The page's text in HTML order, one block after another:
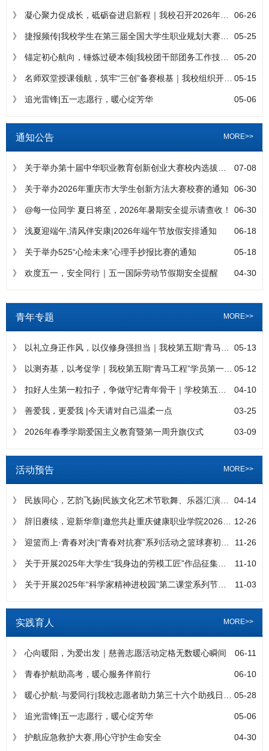
》 06-26
》 05-25
》 05-20
》 05-15
》 追光雷锋|五一志愿行，暖心绽芳华 05-06
通知公告 MORE>>
》 07-08
》 关于举办2026年重庆市大学生创新方法大赛校赛的通知 06-30
》 @每一位同学 夏日将至，2026年暑期安全提示请查收！ 06-30
》 浅夏迎端午,清风伴安康|2026年端午节放假安排通知 06-18
》 关于举办525“心绘未来”心理手抄报比赛的通知 05-18
》 欢度五一，安全同行｜五一国际劳动节假期安全提醒 04-30
青年专题 MORE>>
》 05-13
》 05-12
》 04-10
》 善爱我，更爱我 |今天请对自己温柔一点 03-25
》 2026年春季学期爱国主义教育暨第一周升旗仪式 03-09
活动预告 MORE>>
》 04-14
》 12-26
》 11-26
》 11-10
》 11-03
实践育人 MORE>>
》 心向暖阳，为爱出发｜慈善志愿活动定格无数暖心瞬间 06-11
》 青春护航助高考，暖心服务伴前行 06-10
》 05-28
》 追光雷锋|五一志愿行，暖心绽芳华 05-06
》 护航应急救护大赛,用心守护生命安全 04-30